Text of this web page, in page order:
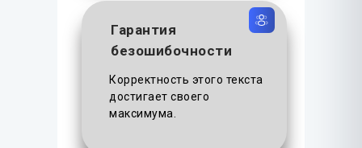
Гарантия
безошибочности
Корректность этого текста
достигает своего
максимума.